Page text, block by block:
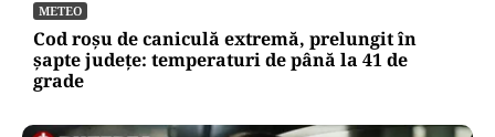
METEO
Cod roșu de caniculă extremă, prelungit în
șapte județe: temperaturi de până la 41 de
grade